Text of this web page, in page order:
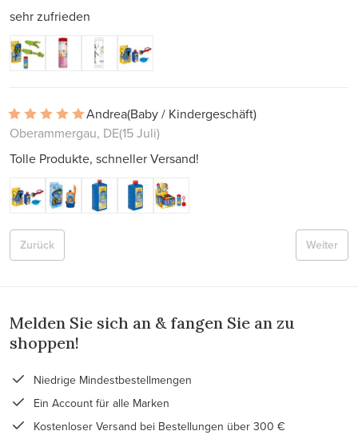
sehr zufrieden
Andrea(Baby / Kindergeschäft)
Oberammergau, DE(15 Juli)
Tolle Produkte, schneller Versand!
Weiter
Zurück
Melden Sie sich an & fangen Sie an zu
shoppen!
Niedrige Mindestbestellmengen
Ein Account für alle Marken
Kostenloser Versand bei Bestellungen über 300 €